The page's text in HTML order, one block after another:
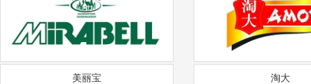
美丽宝 淘大